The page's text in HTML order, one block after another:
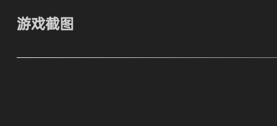
游戏截图